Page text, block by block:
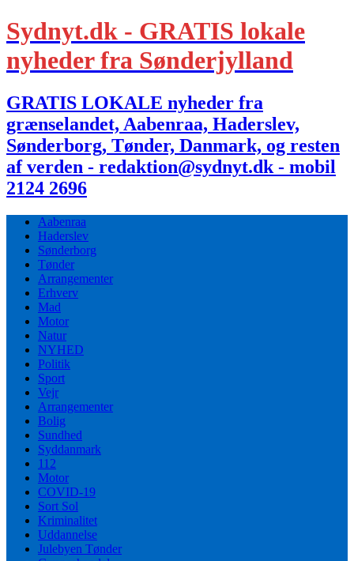
Sydnyt.dk - GRATIS lokale
nyheder fra Sønderjylland
GRATIS LOKALE nyheder fra
grænselandet, Aabenraa, Haderslev,
Sønderborg, Tønder, Danmark, og resten
af verden - redaktion@sydnyt.dk - mobil
2124 2696
Aabenraa
Haderslev
Sønderborg
Tønder
Arrangementer
Erhverv
Mad
Motor
Natur
NYHED
Politik
Sport
Vejr
Arrangementer
Bolig
Sundhed
Syddanmark
112
Motor
COVID-19
Sort Sol
Kriminalitet
Uddannelse
Julebyen Tønder